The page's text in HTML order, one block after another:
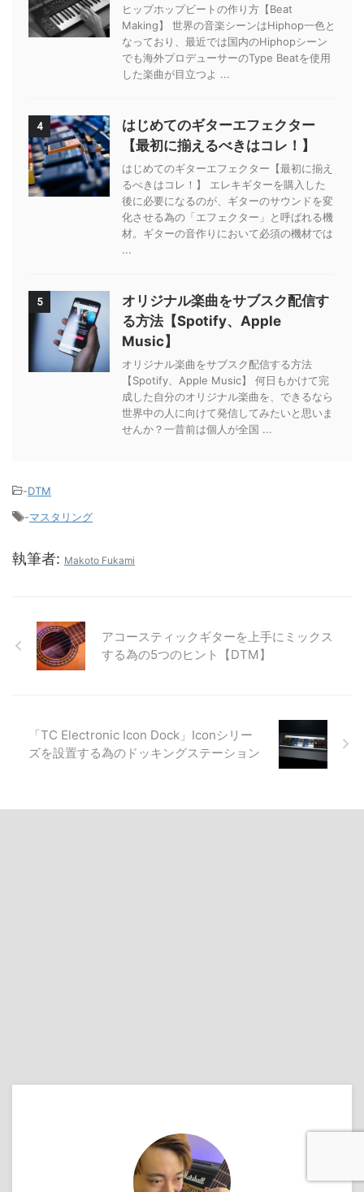
ヒップホップビートの作り方【Beat
Making】 世界の音楽シーンはHiphop一色と
なっており、最近では国内のHiphopシーン
でも海外プロデューサーのType Beatを使用
した楽曲が目立つよ ...
4
はじめてのギターエフェクター
【最初に揃えるべきはコレ！】
はじめてのギターエフェクター【最初に揃え
るべきはコレ！】 エレキギターを購入した
後に必要になるのが、ギターのサウンドを変
化させる為の「エフェクター」と呼ばれる機
材。ギターの音作りにおいて必須の機材では
...
5
オリジナル楽曲をサブスク配信す
る方法【Spotify、Apple
Music】
オリジナル楽曲をサブスク配信する方法
【Spotify、Apple Music】 何日もかけて完
成した自分のオリジナル楽曲を、できるなら
世界中の人に向けて発信してみたいと思いま
せんか？一昔前は個人が全国 ...
-DTM
-マスタリング
執筆者: Makoto Fukami
アコースティックギターを上手にミックス
する為の5つのヒント【DTM】
「TC Electronic Icon Dock」Iconシリー
ズを設置する為のドッキングステーション